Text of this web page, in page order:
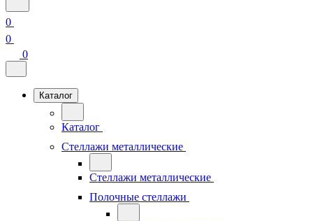
0
0
0
Каталог
Каталог
Стеллажи металлические
Стеллажи металлические
Полочные стеллажи